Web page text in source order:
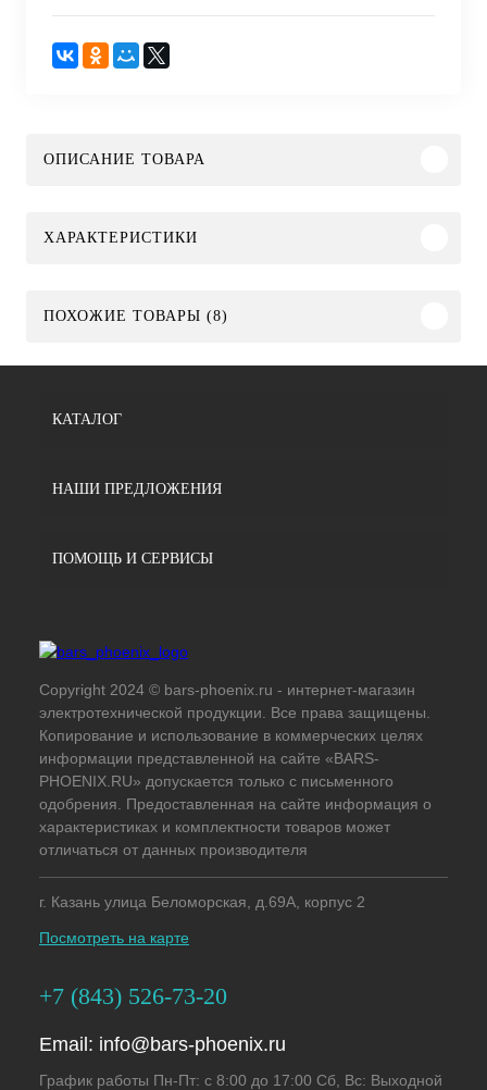
ОПИСАНИЕ ТОВАРА
ХАРАКТЕРИСТИКИ
ПОХОЖИЕ ТОВАРЫ (8)
КАТАЛОГ
НАШИ ПРЕДЛОЖЕНИЯ
ПОМОЩЬ И СЕРВИСЫ
Copyright 2024 © bars-phoenix.ru - интернет-магазин
электротехнической продукции. Все права защищены.
Копирование и использование в коммерческих целях
информации представленной на сайте «BARS-
PHOENIX.RU» допускается только с письменного
одобрения. Предоставленная на сайте информация о
характеристиках и комплектности товаров может
отличаться от данных производителя
г. Казань улица Беломорская, д.69А, корпус 2
Посмотреть на карте
+7 (843) 526-73-20
Email: info@bars-phoenix.ru
График работы Пн-Пт: с 8:00 до 17:00 Сб, Вс: Выходной